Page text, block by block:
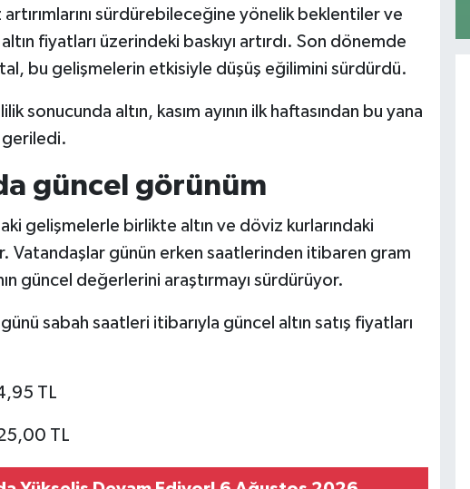
artırımlarını sürdürebileceğine yönelik beklentiler ve
fiyatları üzerindeki baskıyı artırdı. Son dönemde
bu gelişmelerin etkisiyle düşüş eğilimini sürdürdü.
sonucunda altın, kasım ayının ilk haftasından bu yana
geriledi.
güncel görünüm
gelişmelerle birlikte altın ve döviz kurlarındaki
Vatandaşlar günün erken saatlerinden itibaren gram
güncel değerlerini araştırmayı sürdürüyor.
sabah saatleri itibarıyla güncel altın satış fiyatları
TL
TL